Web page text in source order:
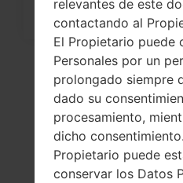
relevantes de este
contactando al
El Propietario puede
Personales por un
prolongado siempre
dado su
procesamiento,
dicho
Propietario puede
conservar los Datos